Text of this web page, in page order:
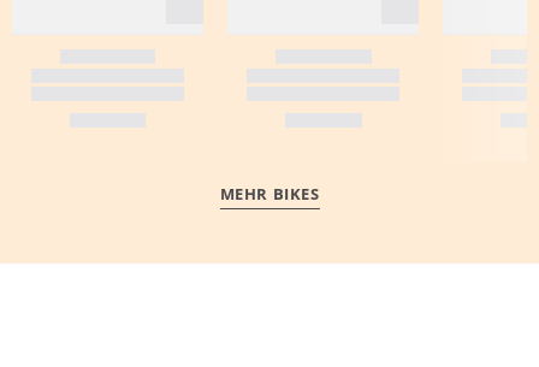
MEHR BIKES